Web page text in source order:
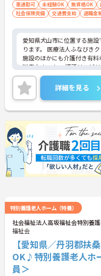
車通勤可 未経験OK 無資格OK
社会保険完備
交通費支給 退職金
愛知県犬山市に位置する施
ります。 医療法人ふなびき
施設のほかにも介護付き有
料老人ホーム、 通所リハビ
診療・訪問看護・訪問薬剤
る法人です。最新の求人状況
は、お気軽にお問合せくださ
詳細を見る
特別養護老人ホーム（特養）
社会福祉法人高坂福祉会特別養
福祉会
【愛知県／丹羽郡扶
OK♪特別養護老人ホ
員＞